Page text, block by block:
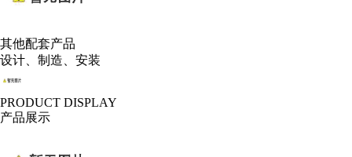
其他配套产品
设计、制造、安装
PRODUCT DISPLAY
产品展示